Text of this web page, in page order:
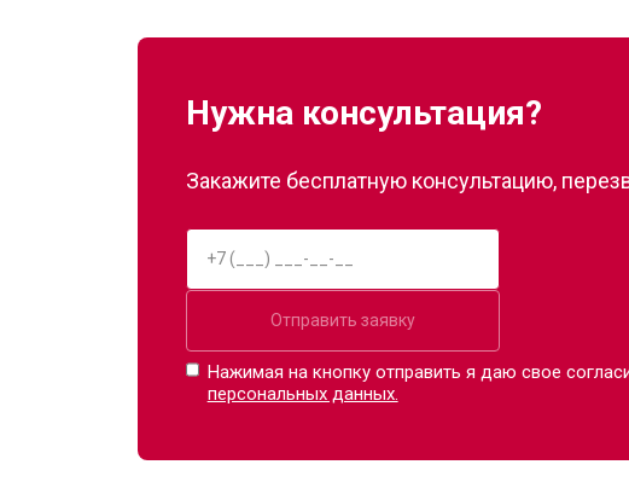
Замена сканера
Ремонт пневмокамеры
Ремонт пневмосистемы
Ремонт пульта управления
Ремонт электропроводки
Нужна консультация?
Закажите бесплатную консультацию,
Отправить заявку
Нажимая на кнопку отправить я даю свое
персональных данных.